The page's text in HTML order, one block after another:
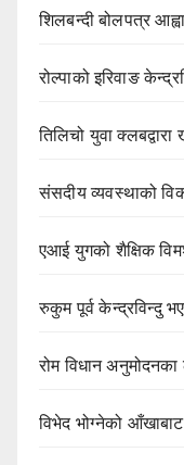
शिलबन्दी बोलपत्र
रोल्पाको इरिवाङ
तिलिचो युवा
संसदीय व्यवस्थाको
एआई युगको शैक्षिक
रुकुम पूर्व केन्द्रविन्दु
रोम विधान अनुमोदनका
विभेद भोग्नेको